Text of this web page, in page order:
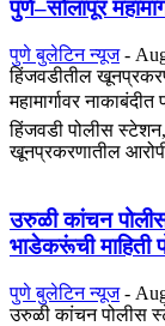
पुणे–सोलापूर
पुणे बुलेटिन न्यूज -
हिंजवडीतील
महामार्गावर
हिंजवडी पोलीस
खूनप्रकरणातील
उरुळी कांचन
भाडेकरूंची माहिती
पुणे बुलेटिन न्यूज -
उरुळी कांचन पोलीस